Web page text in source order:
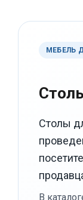
— плотная,
формата.
что тоже
МЕБЕЛЬ
Столы
В